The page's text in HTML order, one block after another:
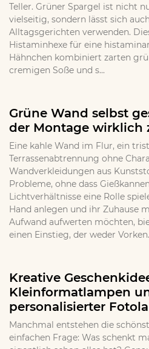
Teller. Grüner Spargel ist nicht
vielseitig, sondern lässt sich
Alltagsgerichten verwenden.
Histaminhexe für eine
Hähnchen kombiniert zarten
cremigen Soße und s...
Grüne Wand selbst
der Montage wirklich
Eine kahle Wand im Flur, ein
Terrassenabtrennung ohne
Wandverkleidungen aus
Probleme, ohne dass
Lichtverhältnisse eine Rolle
Hand anlegen und ihr Zuhause
Aufwand aufwerten möchten,
einen Einstieg, der weder
Kreative
Kleinformatlampen
personalisierter
Manchmal entstehen die
einfachen Frage: Was schenkt